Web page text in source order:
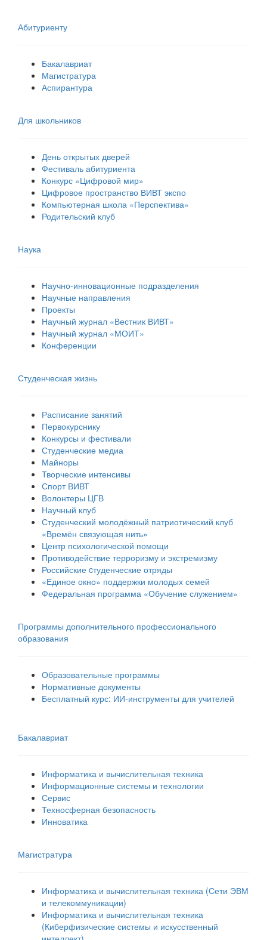
Абитуриенту
Бакалавриат
Магистратура
Аспирантура
Для школьников
День открытых дверей
Фестиваль абитуриента
Конкурс «Цифровой мир»
Цифровое пространство ВИВТ экспо
Компьютерная школа «Перспектива»
Родительский клуб
Наука
Научно-инновационные подразделения
Научные направления
Проекты
Научный журнал «Вестник ВИВТ»
Научный журнал «МОИТ»
Конференции
Студенческая жизнь
Расписание занятий
Первокурснику
Конкурсы и фестивали
Студенческие медиа
Майноры
Творческие интенсивы
Спорт ВИВТ
Волонтеры ЦГВ
Научный клуб
Студенческий молодёжный патриотический клуб
«Времён связующая нить»
Центр психологической помощи
Противодействие терроризму и экстремизму
Российские cтуденческие отряды
«Единое окно» поддержки молодых семей
Федеральная программа «Обучение служением»
Программы дополнительного профессионального
образования
Образовательные программы
Нормативные документы
Бесплатный курс: ИИ‑инструменты для учителей
Бакалавриат
Информатика и вычислительная техника
Информационные системы и технологии
Сервис
Техносферная безопасность
Инноватика
Магистратура
Информатика и вычислительная техника (Сети ЭВМ
и телекоммуникации)
Информатика и вычислительная техника
(Киберфизические системы и искусственный